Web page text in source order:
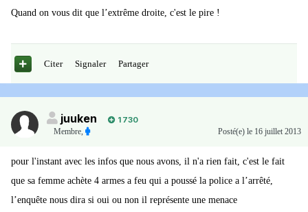
Quand on vous dit que l’extrême droite, c'est le pire !
Citer Signaler Partager
juuken
1 730
Membre, Posté(e) le 16 juillet 2013
pour l'instant avec les infos que nous avons, il n'a rien fait, c'est le fait
que sa femme achète 4 armes a feu qui a poussé la police a l’arrêté,
l’enquête nous dira si oui ou non il représente une menace